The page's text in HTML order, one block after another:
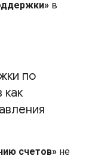
в
по
как
счетов» не